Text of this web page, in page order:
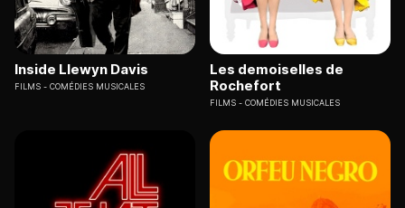
Inside Llewyn Davis
FILMS COMÉDIES MUSICALES
Les demoiselles de
Rochefort
FILMS COMÉDIES MUSICALES